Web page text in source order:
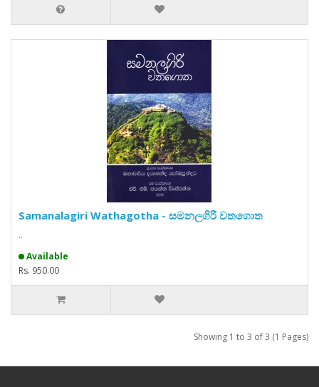
Samanalagiri Wathagotha - සමනලගිරි වතගොත
..
Available
Rs. 950.00
Showing 1 to 3 of 3 (1 Pages)